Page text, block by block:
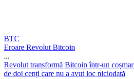
BTC
Eroare Revolut Bitcoin
...
Revolut transformă Bitcoin într-un coșmar
de doi cenți care nu a avut loc niciodată